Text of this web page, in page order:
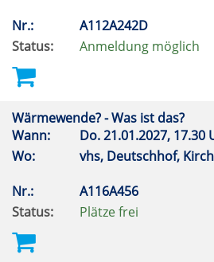
Nr.:
A112A242D
Status:
Anmeldung möglich
Wärmewende? - Was ist das?
Wann:
Do.21.01.2027, 17.30
Wo:
vhs, Deutschhof,
Nr.:
A116A456
Status:
Plätze frei